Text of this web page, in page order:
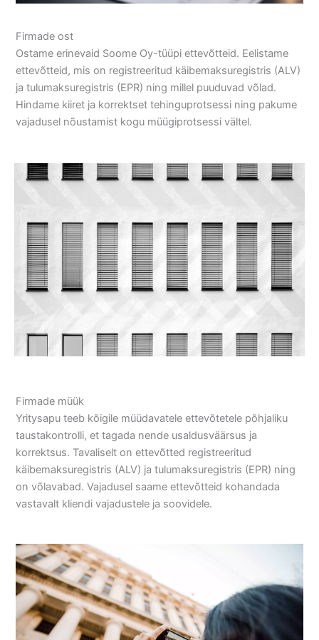
Firmade ost
Ostame erinevaid Soome Oy-tüüpi ettevõtteid. Eelistame
ettevõtteid, mis on registreeritud käibemaksuregistris (ALV)
ja tulumaksuregistris (EPR) ning millel puuduvad võlad.
Hindame kiiret ja korrektset tehinguprotsessi ning pakume
vajadusel nõustamist kogu müügiprotsessi vältel.
Firmade müük
Yritysapu teeb kõigile müüdavatele ettevõtetele põhjaliku
taustakontrolli, et tagada nende usaldusväärsus ja
korrektsus. Tavaliselt on ettevõtted registreeritud
käibemaksuregistris (ALV) ja tulumaksuregistris (EPR) ning
on võlavabad. Vajadusel saame ettevõtteid kohandada
vastavalt kliendi vajadustele ja soovidele.